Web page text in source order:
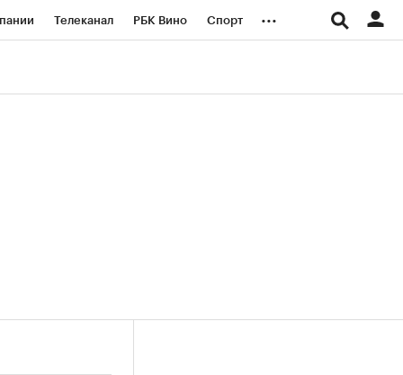
Телеканал РБК Вино Спорт ...